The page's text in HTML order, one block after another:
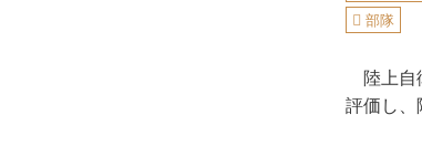
部隊
陸上自
評価し、